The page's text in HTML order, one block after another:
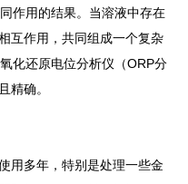
作用的结果。 当溶液中存在
互作用，共同组成一个复杂
化还原电位分析仪（ORP分
精确。
用多年，特别是处理一些金